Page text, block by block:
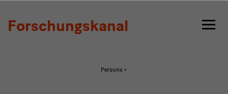
Forschungskanal
Persons